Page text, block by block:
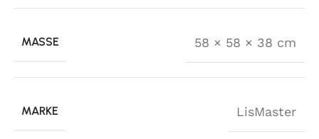
MASSE 58 × 58 × 38 cm
MARKE LisMaster